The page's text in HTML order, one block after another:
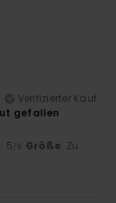
Verifizierter Kauf
gefallen
: 5/5 Größe: Zu